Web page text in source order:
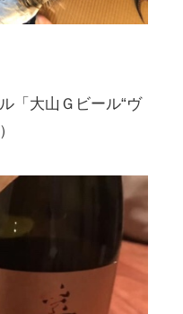
「大山Ｇビール“ヴ